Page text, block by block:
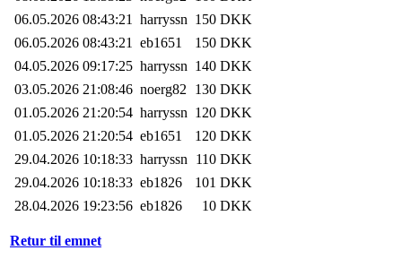
06.05.2026 08:43:21 harryssn 150 DKK
06.05.2026 08:43:21 eb1651
150 DKK
04.05.2026 09:17:25 harryssn 140 DKK
03.05.2026 21:08:46 noerg82 130 DKK
01.05.2026 21:20:54 harryssn 120 DKK
01.05.2026 21:20:54 eb1651
120 DKK
29.04.2026 10:18:33 harryssn 110 DKK
29.04.2026 10:18:33 eb1826
101 DKK
28.04.2026 19:23:56 eb1826 10 DKK
Retur til emnet